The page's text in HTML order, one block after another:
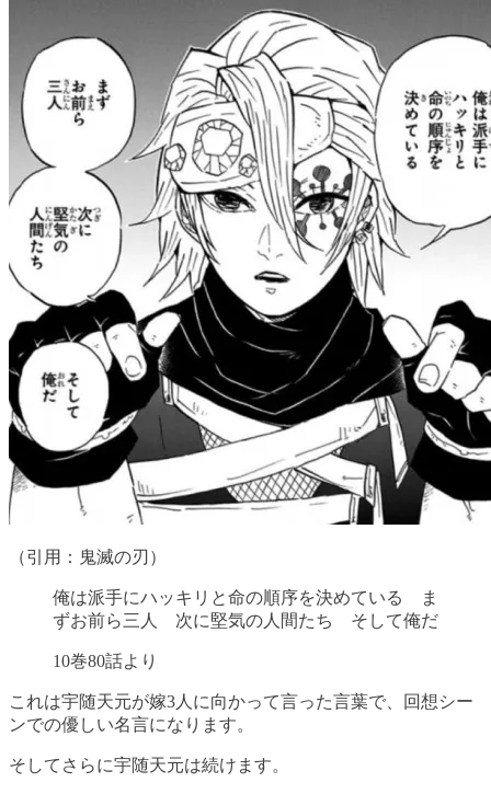
（引用：鬼滅の刃）
俺は派手にハッキリと命の順序を決めている ま
ずお前ら三人 次に堅気の人間たち そして俺だ
10巻80話より
これは宇随天元が嫁3人に向かって言った言葉で、回想シー
ンでの優しい名言になります。
そしてさらに宇随天元は続けます。